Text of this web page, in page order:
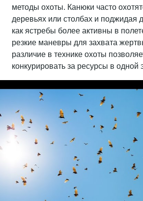
методы охоты. Канюки часто
деревьях или столбах и поджидая
как ястребы более активны в
резкие маневры для захвата
различие в технике охоты
конкурировать за ресурсы в одной